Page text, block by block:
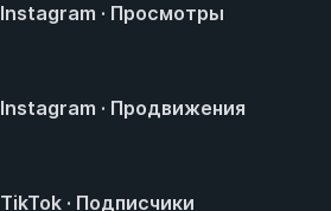
Instagram · Просмотры
Instagram · Продвижения
TikTok · Подписчики